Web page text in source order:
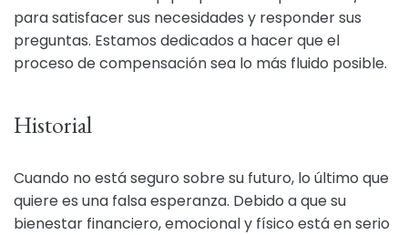
para satisfacer sus necesidades y responder sus
preguntas. Estamos dedicados a hacer que el
proceso de compensación sea lo más fluido posible.
Historial
Cuando no está seguro sobre su futuro, lo último que
quiere es una falsa esperanza. Debido a que su
bienestar financiero, emocional y físico está en serio